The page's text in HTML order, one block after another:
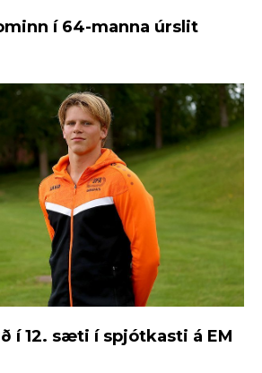
í 64-manna úrslit
í 12. sæti í spjótkasti á EM